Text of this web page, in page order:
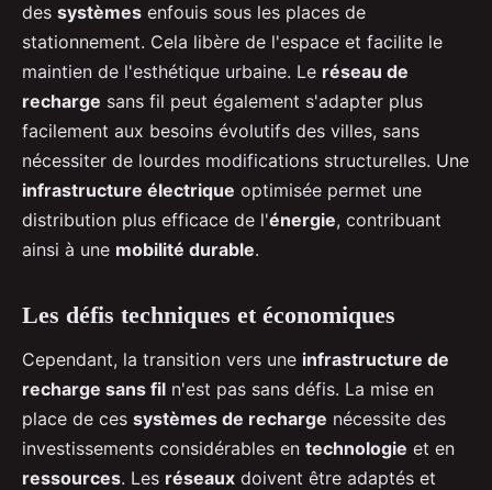
des systèmes enfouis sous les places de
stationnement. Cela libère de l'espace et facilite le
maintien de l'esthétique urbaine. Le réseau de
recharge sans fil peut également s'adapter plus
facilement aux besoins évolutifs des villes, sans
nécessiter de lourdes modifications structurelles. Une
infrastructure électrique optimisée permet une
distribution plus efficace de l'énergie, contribuant
ainsi à une mobilité durable.
Les défis techniques et économiques
Cependant, la transition vers une infrastructure de
recharge sans fil n'est pas sans défis. La mise en
place de ces systèmes de recharge nécessite des
investissements considérables en technologie et en
ressources. Les réseaux doivent être adaptés et